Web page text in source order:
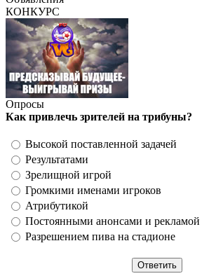
КОНКУРС
Опросы
Как привлечь зрителей на трибуны?
Высокой поставленной задачей
Результатами
Зрелищной игрой
Громкими именами игроков
Атрибутикой
Постоянными анонсами и рекламой
Разрешением пива на стадионе